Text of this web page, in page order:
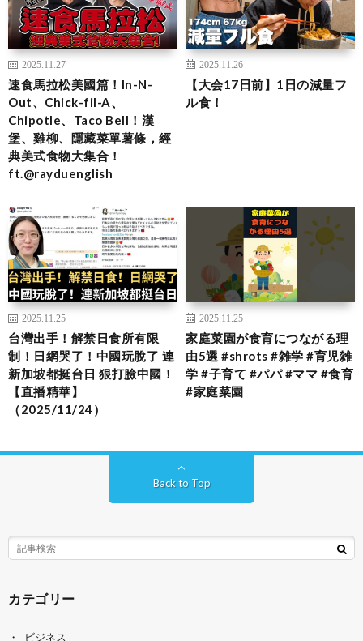
2025.11.27
速食馬拉松美國篇！In-N-
Out、Chick-fil-A、
Chipotle、Taco Bell！漢
堡、雞柳、隱藏菜單薯條，經
典美式食物大集合！
ft.@rayduenglish
2025.11.26
【大会17日前】1日の減量フ
ル食！
2025.11.25
台灣出手！解禁日食所有限
制！日網哭了！中國玩脫了 連
新加坡都挺台日 狠打臉中國！
【直播精華】
（2025/11/24）
2025.11.25
家庭菜園が食育につながる理
由5選 #shrots #雑学 #育児雑
学 #子育て #パパ #ママ #食育
#家庭菜園
Back to Top
カテゴリー
ビジネス